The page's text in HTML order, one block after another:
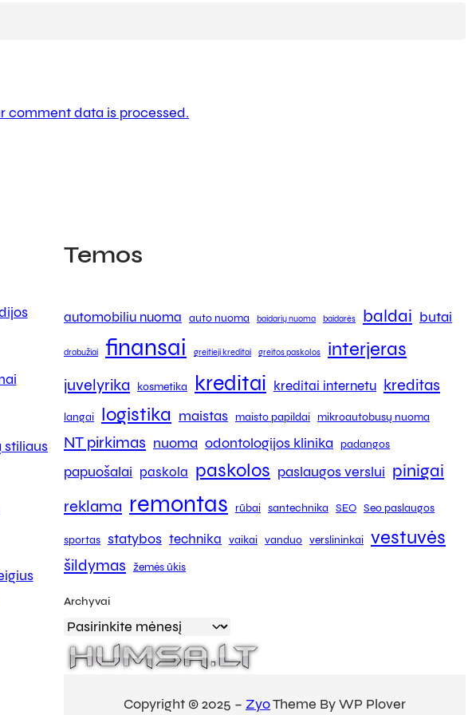
comment data is processed.
stiliaus
Temos
automobiliu nuoma auto nuoma baidarių nuoma baidarės baldai butai
drabužiai finansai greitieji kreditai greitos paskolos interjeras
juvelyrika kosmetika kreditai kreditai internetu kreditas
langai logistika maistas maisto papildai mikroautobusų nuoma
NT pirkimas nuoma odontologijos klinika padangos
papuošalai paskola paskolos paslaugos verslui pinigai
reklama remontas rūbai santechnika SEO Seo paslaugos
sportas statybos technika vaikai vanduo verslininkai vestuvės
šildymas žemės ūkis
Archyvai
Copyright © 2025 – ZyoTheme By WP Plover